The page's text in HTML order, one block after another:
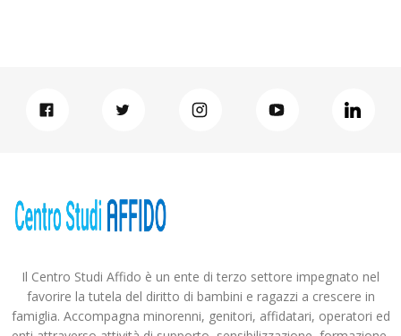
Il Centro Studi Affido è un ente di terzo settore impegnato nel
favorire la tutela del diritto di bambini e ragazzi a crescere in
famiglia. Accompagna minorenni, genitori, affidatari, operatori ed